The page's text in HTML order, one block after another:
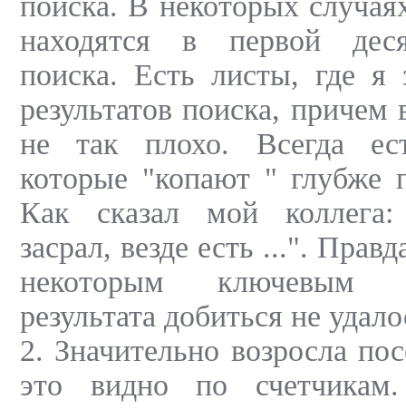
находятся в первой
поиска. Есть листы, где
результатов поиска, причем
не так плохо. Всегда
которые "копают " глубже
Как сказал мой коллега:
засрал, везде есть ...".
некоторым ключевым
результата добиться не
2. Значительно возросла
это видно по счетчикам.